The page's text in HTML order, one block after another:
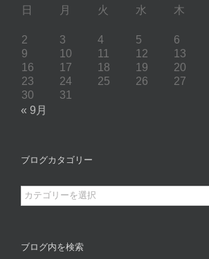
日
月 火 水 木
2
3 4 5 6
9
10 11 12 13
16
17 18 19 20
23
24 25 26 27
30
31
« 9月
ブログカタゴリー
ブ
ロ
カ
ブログ内を検索